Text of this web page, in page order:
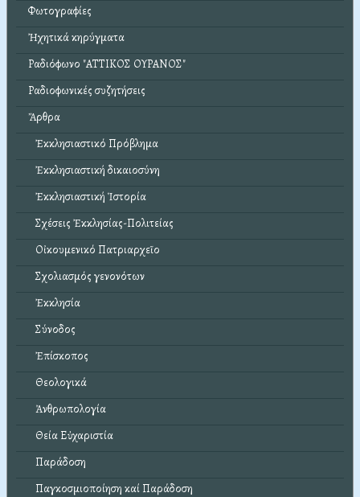
Φωτογραφίες
Ἠχητικά κηρύγματα
Ραδιόφωνο "ΑΤΤΙΚΟΣ ΟΥΡΑΝΟΣ"
Ραδιοφωνικές συζητήσεις
Ἄρθρα
Ἐκκλησιαστικό Πρόβλημα
Ἐκκλησιαστική δικαιοσύνη
Ἐκκλησιαστική Ἱστορία
Σχέσεις Ἐκκλησίας-Πολιτείας
Οἰκουμενικό Πατριαρχεῖο
Σχολιασμός γενονότων
Ἐκκλησία
Σύνοδος
Ἐπίσκοπος
Θεολογικά
Ἀνθρωπολογία
Θεία Εὐχαριστία
Παράδοση
Παγκοσμιοποίηση καί Παράδοση